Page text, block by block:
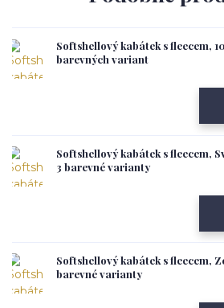
Softshellový kabátek s fleecem, 10
barevných variant
Softshellový kabátek s fleecem,
3 barevné varianty
Softshellový kabátek s fleecem,
barevné varianty